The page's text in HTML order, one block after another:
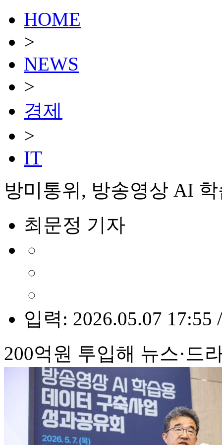
HOME
>
NEWS
>
경제
>
IT
방미통위, 방송영상 AI
최문정 기자
입력: 2026.05.07 17:55
200억원 투입해 뉴스·드